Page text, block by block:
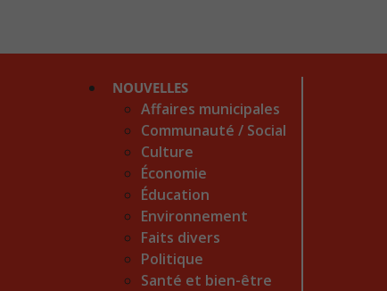
NOUVELLES
Affaires municipales
Communauté / Social
Culture
Économie
Éducation
Environnement
Faits divers
Politique
Santé et bien-être